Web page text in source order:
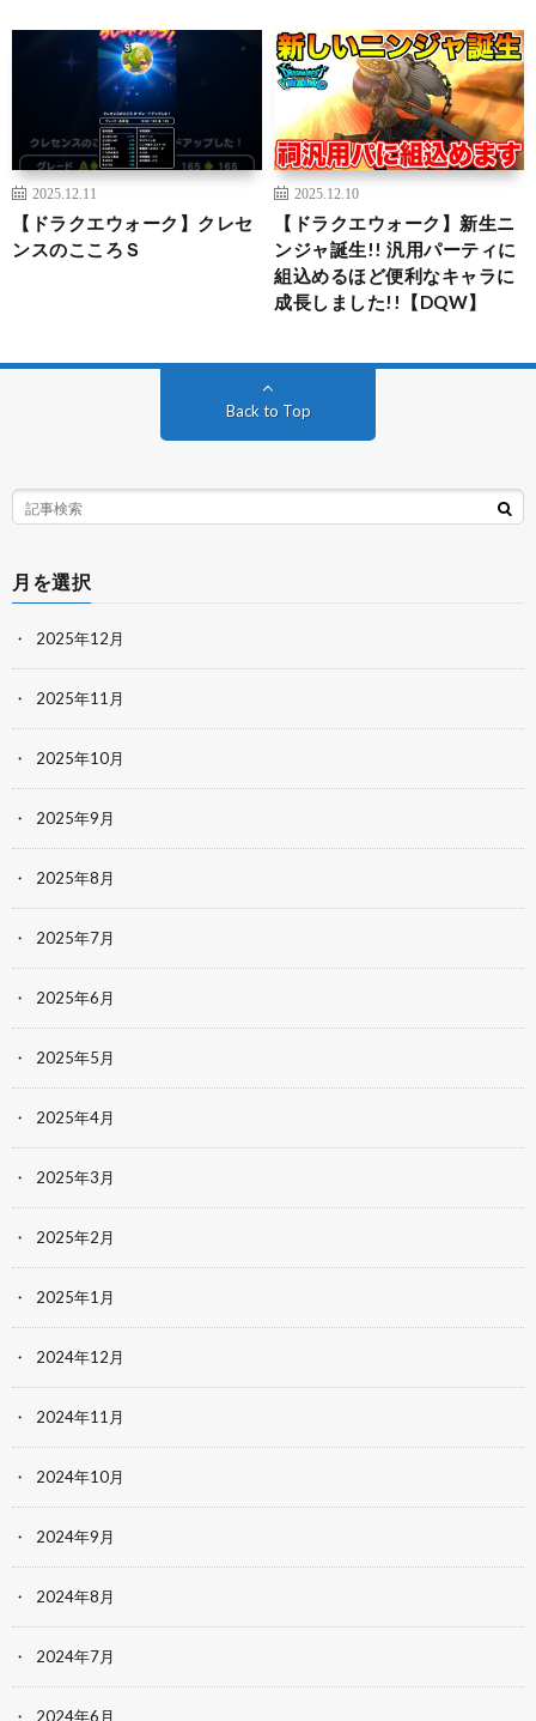
2025.12.11
【ドラクエウォーク】クレセ
ンスのこころＳ
2025.12.10
【ドラクエウォーク】新生ニ
ンジャ誕生!! 汎用パーティに
組込めるほど便利なキャラに
成長しました!!【DQW】
Back to Top
月を選択
2025年12月
2025年11月
2025年10月
2025年9月
2025年8月
2025年7月
2025年6月
2025年5月
2025年4月
2025年3月
2025年2月
2025年1月
2024年12月
2024年11月
2024年10月
2024年9月
2024年8月
2024年7月
2024年6月